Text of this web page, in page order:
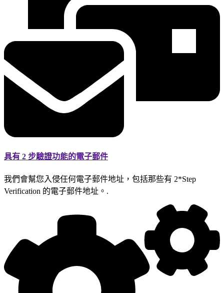
具有 2 步驗證功能的電子郵件
我們會幫您入侵任何電子郵件地址，包括那些有 2*Step
Verification 的電子郵件地址。.